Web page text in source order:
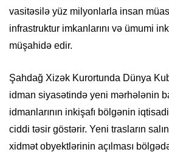
vasitəsilə yüz milyonlarla insan
infrastruktur imkanlarını və ümumi
müşahidə edir.
Şahdağ Xizək Kurortunda Dünya
idman siyasətində yeni mərhələnin
idmanlarının inkişafı bölgənin
ciddi təsir göstərir. Yeni trasların
xidmət obyektlərinin açılması